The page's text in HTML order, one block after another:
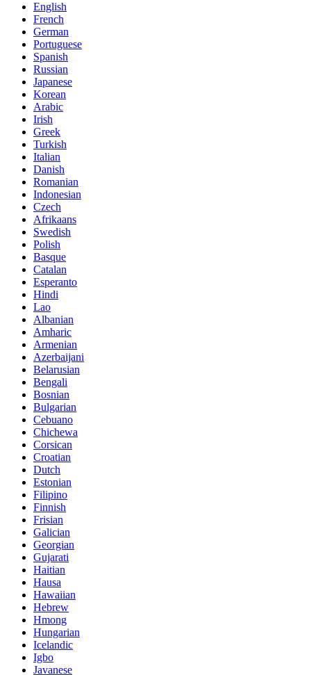
English
French
German
Portuguese
Spanish
Russian
Japanese
Korean
Arabic
Irish
Greek
Turkish
Italian
Danish
Romanian
Indonesian
Czech
Afrikaans
Swedish
Polish
Basque
Catalan
Esperanto
Hindi
Lao
Albanian
Amharic
Armenian
Azerbaijani
Belarusian
Bengali
Bosnian
Bulgarian
Cebuano
Chichewa
Corsican
Croatian
Dutch
Estonian
Filipino
Finnish
Frisian
Galician
Georgian
Gujarati
Haitian
Hausa
Hawaiian
Hebrew
Hmong
Hungarian
Icelandic
Igbo
Javanese